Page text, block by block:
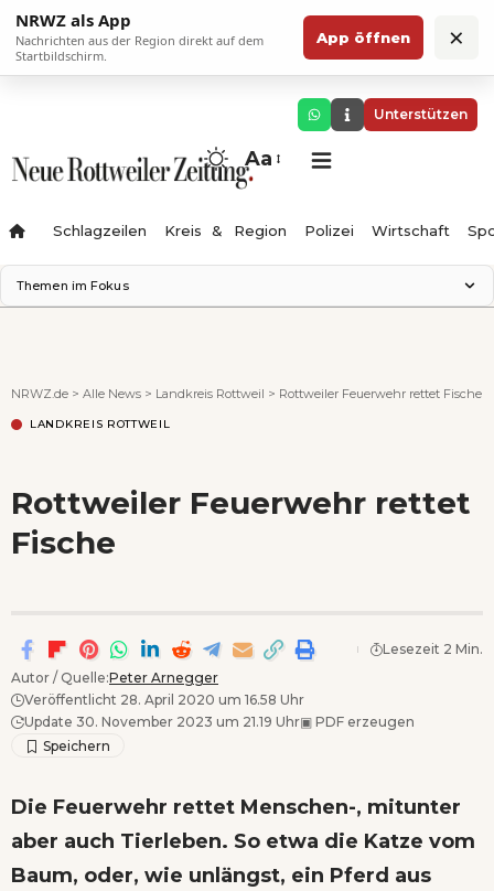
NRWZ als App
Nachrichten aus der Region direkt auf dem
Startbildschirm.
App öffnen ×
Unterstützen
Aa
Schlagzeilen Kreis & Region Polizei Wirtschaft
Themen im Fokus
Ferienzauber '26
Testturm
Wenn Orte erzählen ...
NRWZ.de > Alle News > Landkreis Rottweil > Rottweiler Feuerwehr rettet Fische
LANDKREIS ROTTWEIL
Rottweiler Feuerwehr rettet
Fische
Autor / Quelle:Peter Arnegger
Veröffentlicht 28. April 2020 um 16.58 Uhr
Update 30. November 2023 um 21.19 Uhr▣ PDF erzeugen
Lesezeit 2 Min.
Die Feuerwehr rettet Menschen-, mitunter
aber auch Tierleben. So etwa die Katze vom
Baum, oder, wie unlängst, ein Pferd aus